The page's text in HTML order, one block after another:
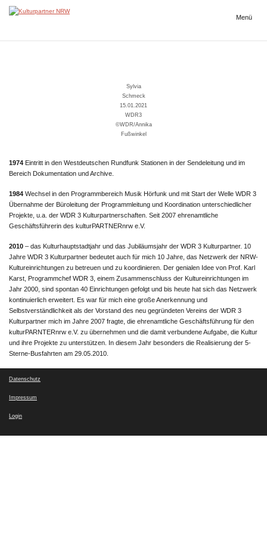
Inhalt
NRW
Menü
Sylvia
Schmeck
15.01.2021
WDR3
©WDR/Annika
Fußwinkel
1974 Eintritt in den Westdeutschen Rundfunk Stationen in der Sendeleitung und im
Bereich Dokumentation und Archive.
1984 Wechsel in den Programmbereich Musik Hörfunk und mit Start der Welle WDR 3
Übernahme der Büroleitung der Programmleitung und Koordination unterschiedlicher
Projekte, u.a. der WDR 3 Kulturpartnerschaften. Seit 2007 ehrenamtliche
Geschäftsführerin des kulturPARTNERnrw e.V.
2010 – das Kulturhauptstadtjahr und das Jubiläumsjahr der WDR 3 Kulturpartner. 10
Jahre WDR 3 Kulturpartner bedeutet auch für mich 10 Jahre, das Netzwerk der NRW-
Kultureinrichtungen zu betreuen und zu koordinieren. Der genialen Idee von Prof. Karl
Karst, Programmchef WDR 3, einem Zusammenschluss der Kultureinrichtungen im
Jahr 2000, sind spontan 40 Einrichtungen gefolgt und bis heute hat sich das Netzwerk
kontinuierlich erweitert. Es war für mich eine große Anerkennung und
Selbstverständlichkeit als der Vorstand des neu gegründeten Vereins der WDR 3
Kulturpartner mich im Jahre 2007 fragte, die ehrenamtliche Geschäftsführung für den
kulturPARNTERnrw e.V. zu übernehmen und die damit verbundene Aufgabe, die Kultur
und ihre Projekte zu unterstützen. In diesem Jahr besonders die Realisierung der 5-
Sterne-Busfahrten am 29.05.2010.
Datenschutz
Impressum
Login